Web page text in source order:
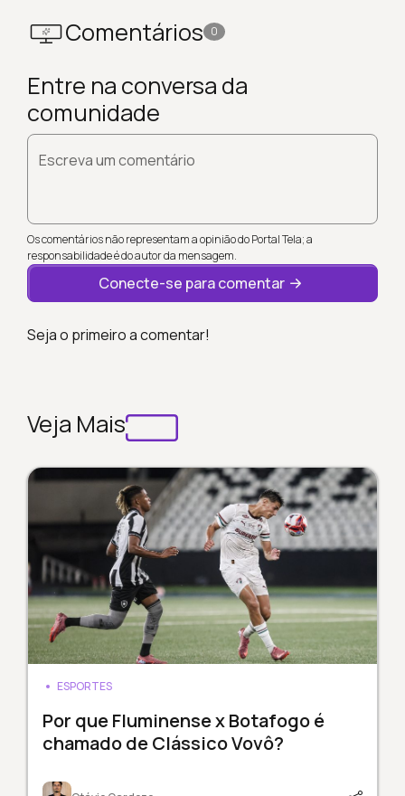
Comentários 0
Entre na conversa da
comunidade
Escreva um comentário
Os comentários não representam a opinião do Portal Tela; a
responsabilidade é do autor da mensagem.
Conecte-se para comentar
Seja o primeiro a comentar!
Veja Mais
ESPORTES
Por que Fluminense x Botafogo é
chamado de Clássico Vovô?